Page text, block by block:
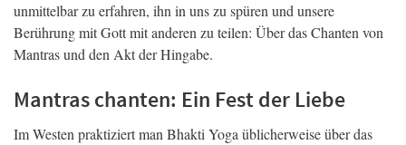
unmittelbar zu erfahren, ihn in uns zu spüren und unsere
Berührung mit Gott mit anderen zu teilen: Über das Chanten von
Mantras und den Akt der Hingabe.
Mantras chanten: Ein Fest der Liebe
Im Westen praktiziert man Bhakti Yoga üblicherweise über das